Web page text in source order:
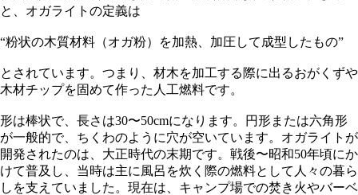
と、オガライトの定義は
“粉状の木質材料（オガ粉）を加熱、加圧して成型したもの”
とされています。つまり、材木を加工する際に出るおがくずや
木材チップを固めて作った人工燃料です。
形は棒状で、長さは30〜50cmになります。円形または六角形
が一般的で、ちくわのように穴が空いています。オガライトが
開発されたのは、大正時代の末期です。戦後〜昭和50年頃にか
けて普及し、当時は主に風呂を炊く際の燃料として人々の暮ら
しを支えていました。現在は、キャンプ場での焚き火やバーベ